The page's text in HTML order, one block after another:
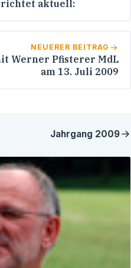
aktuell:
NEUERER BEITRAG
Werner Pfisterer MdL
am 13. Juli 2009
Jahrgang 2009